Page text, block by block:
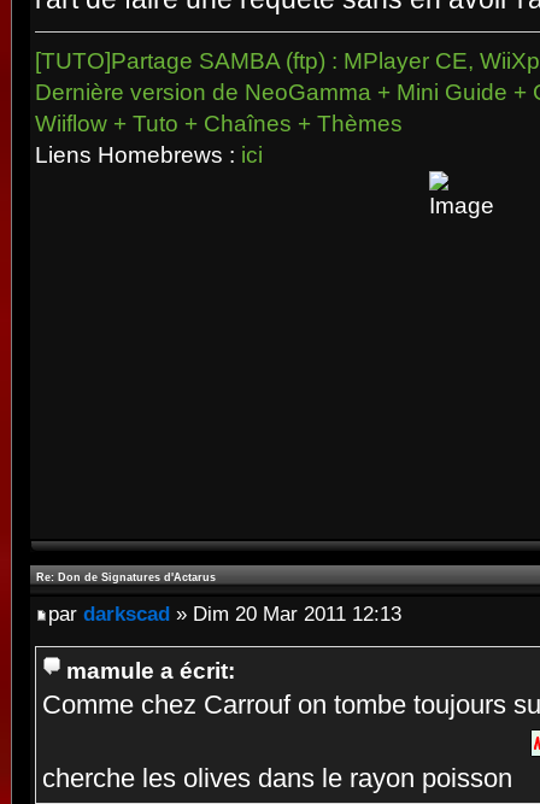
[TUTO]Partage SAMBA (ftp) : MPlayer CE,
Dernière version de NeoGamma + Mini Guide +
Wiiflow + Tuto + Chaînes + Thèmes
Liens Homebrews : ici
Re: Don de Signatures d'Actarus
par darkscad » Dim 20 Mar 2011 12:13
mamule a écrit:
Comme chez Carrouf on tombe toujours
cherche les olives dans le rayon poisson